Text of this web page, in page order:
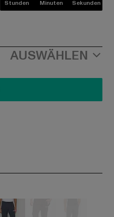
Stunden Minuten Sekunden
AUSWÄHLEN